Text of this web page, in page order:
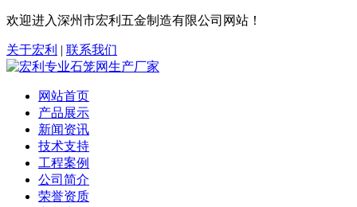
欢迎进入深州市宏利五金制造有限公司网站！
关于宏利 | 联系我们
网站首页
产品展示
新闻资讯
技术支持
工程案例
公司简介
荣誉资质